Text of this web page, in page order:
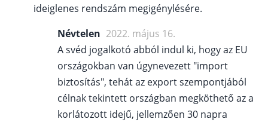
ideiglenes rendszám megigénylésére.
Névtelen 2022. május 16.
A svéd jogalkotó abból indul ki, hogy az EU
országokban van úgynevezett "import
biztosítás", tehát az export szempontjából
célnak tekintett országban megköthető az a
korlátozott idejű, jellemzően 30 napra